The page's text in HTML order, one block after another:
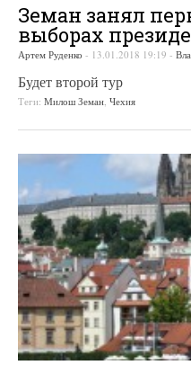
Земан занял
выборах
Артем Руденко - 13.01.2018 19:19 -
Будет второй тур
Теги: Милош Земан Чехия